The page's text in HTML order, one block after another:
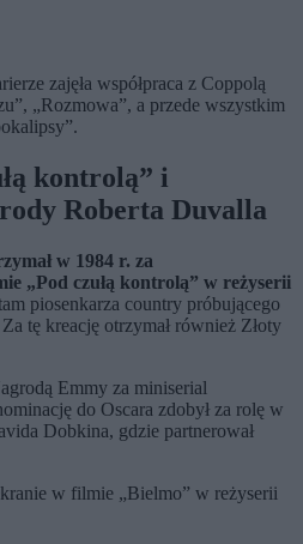
zajęła współpraca z Coppolą
„Rozmowa”, a przede wszystkim
kontrolą” i
Roberta Duvalla
w 1984 r. za
„Pod czułą kontrolą” w reżyserii
piosenkarza country próbującego
tę kreację otrzymał również Złoty
Emmy za miniserial
do Oscara zdobył za rolę w
Dobkina, gdzie partnerował
w filmie „Bielmo” w reżyserii